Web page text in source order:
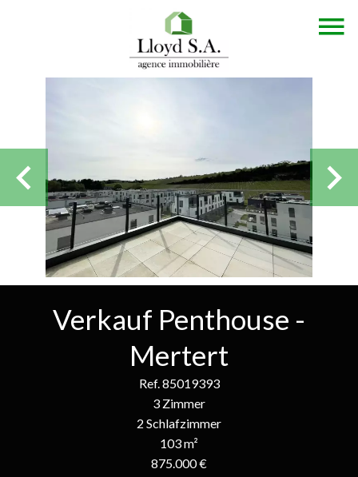
Verkauf Penthouse -
Mertert
Ref. 85019393
3 Zimmer
2 Schlafzimmer
103 m²
875.000 €